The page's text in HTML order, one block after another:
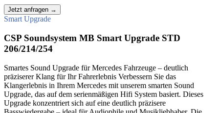
Jetzt anfragen →
Smart Upgrade
CSP Soundsystem MB Smart Upgrade STD
206/214/254
Smartes Sound Upgrade für Mercedes Fahrzeuge – deutlich
präziserer Klang für Ihr Fahrerlebnis Verbessern Sie das
Klangerlebnis in Ihrem Mercedes mit unserem smarten Sound
Upgrade, das auf dem serienmäßigen Hifi System basiert. Dieses
Upgrade konzentriert sich auf eine deutlich präzisere